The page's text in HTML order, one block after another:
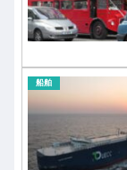
船舶